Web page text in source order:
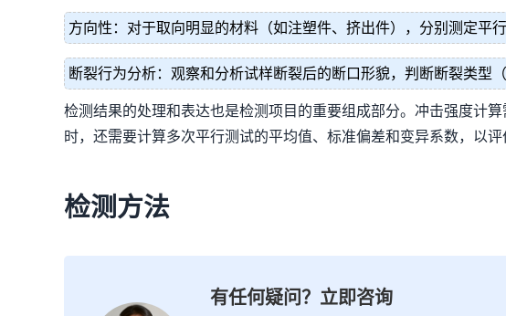
方向性：对于取向明显的材料（如注塑件、挤出件），分别测定平
断裂行为分析：观察和分析试样断裂后的断口形貌，判断断裂类型
检测结果的处理和表达也是检测项目的重要组成部分。冲击强度计
时，还需要计算多次平行测试的平均值、标准偏差和变异系数，以评
检测方法
有任何疑问？立即咨询